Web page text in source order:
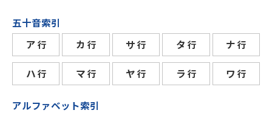
五十音索引
ア行 カ 行 サ 行 タ 行 ナ 行
ハ行 マ行 ヤ 行 ラ 行 ワ 行
アルファベット索引